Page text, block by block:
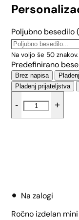
Poljubno besedilo
Na voljo še 50 znakov.
Predefinirano
Brez napisa
Pladenj prijateljstva
-
nizek
pladenj
+
Na zalogi
Ročno izdelan